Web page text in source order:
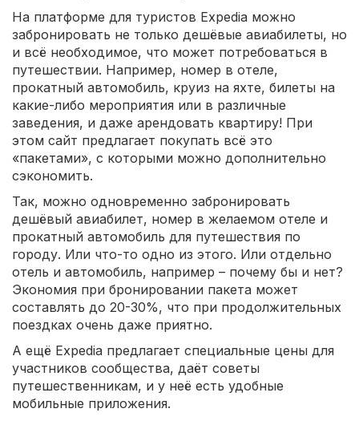
На платформе для туристов Expedia можно
забронировать не только дешёвые авиабилеты, но
и всё необходимое, что может потребоваться в
путешествии. Например, номер в отеле,
прокатный автомобиль, круиз на яхте, билеты на
какие-либо мероприятия или в различные
заведения, и даже арендовать квартиру! При
этом сайт предлагает покупать всё это
«пакетами», с которыми можно дополнительно
сэкономить.
Так, можно одновременно забронировать
дешёвый авиабилет, номер в желаемом отеле и
прокатный автомобиль для путешествия по
городу. Или что-то одно из этого. Или отдельно
отель и автомобиль, например – почему бы и нет?
Экономия при бронировании пакета может
составлять до 20-30%, что при продолжительных
поездках очень даже приятно.
А ещё Expedia предлагает специальные цены для
участников сообщества, даёт советы
путешественникам, и у неё есть удобные
мобильные приложения.